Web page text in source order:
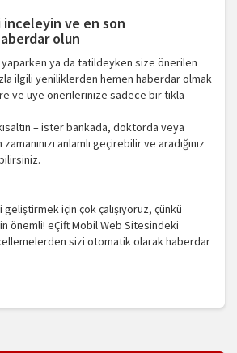
ve en son
olun
ya da tatildeyken size önerilen
ilgili yeniliklerden hemen haberdar olmak
ve üye önerilerinize sadece bir tıkla
– ister bankada, doktorda veya
anlamlı geçirebilir ve aradığınız
için çok çalışıyoruz, çünkü
önemli! eÇift Mobil Web Sitesindeki
sizi otomatik olarak haberdar